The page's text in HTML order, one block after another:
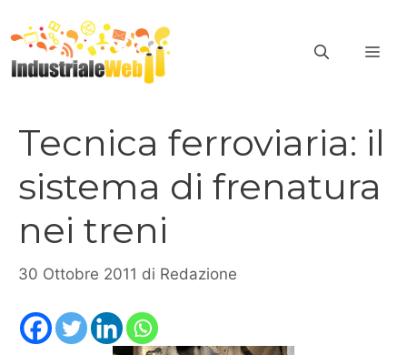
al
contenuto
Tecnica ferroviaria: il
sistema di frenatura
nei treni
30 Ottobre 2011 di Redazione